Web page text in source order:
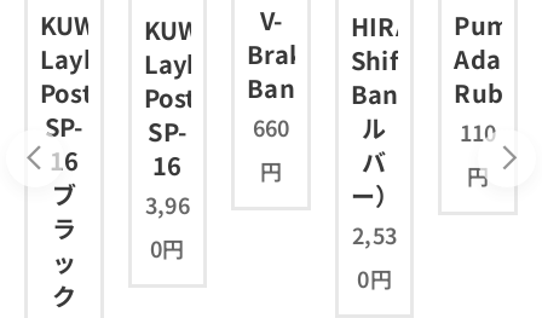
ブ
KUWAHARA
Layback
Post
SP-
16
ブ
ラ
ッ
ク
KUWAHARA
Layback
Post
SP-
16
3,96
0円
V-
Brake
Banana
660
円
HIRAME
Shift
Banana(シ
ル
バ
ー）
2,53
0円
110
円